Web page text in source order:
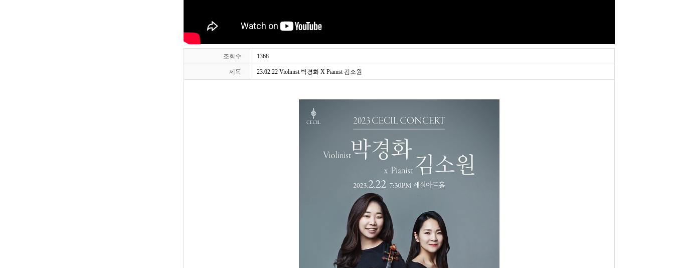
조회수 1368
제목 23.02.22 Violinist 박경화 X Pianist 김소원